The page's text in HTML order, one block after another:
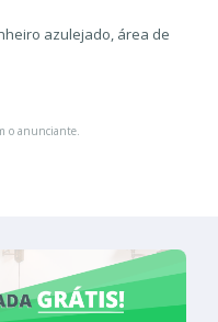
azulejado, área de
o anunciante.